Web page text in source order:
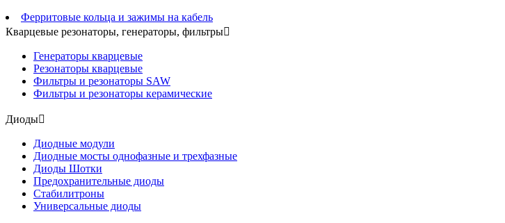
Ферритовые кольца и зажимы на кабель
Кварцевые резонаторы, генераторы, фильтры
Генераторы кварцевые
Резонаторы кварцевые
Фильтры и резонаторы SAW
Фильтры и резонаторы керамические
Диоды
Диодные модули
Диодные мосты однофазные и трехфазные
Диоды Шотки
Предохранительные диоды
Стабилитроны
Универсальные диоды